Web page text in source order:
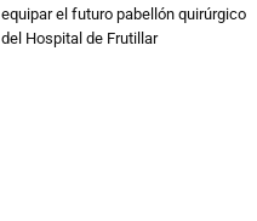
equipar el futuro pabellón quirúrgico
del Hospital de Frutillar